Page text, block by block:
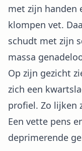
met zijn handen
klompen vet.
schudt met zijn
massa
Op zijn gezicht
zich een
profiel. Zo lijken
Een vette pens
deprimerende